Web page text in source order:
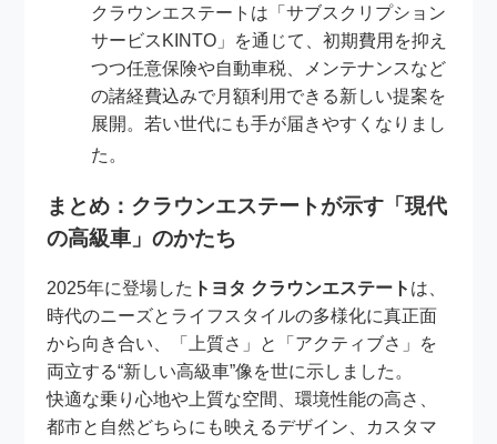
クラウンエステートは「サブスクリプション
サービスKINTO」を通じて、初期費用を抑え
つつ任意保険や自動車税、メンテナンスなど
の諸経費込みで月額利用できる新しい提案を
展開。若い世代にも手が届きやすくなりまし
た 。
まとめ：クラウンエステートが示す「現代
の高級車」のかたち
2025年に登場した トヨタ クラウンエステート は、
時代のニーズとライフスタイルの多様化に真正面
から向き合い、「上質さ」と「アクティブさ」を
両立する“新しい高級車”像を世に示しました。
快適な乗り心地や上質な空間、環境性能の高さ、
都市と自然どちらにも映えるデザイン、カスタマ